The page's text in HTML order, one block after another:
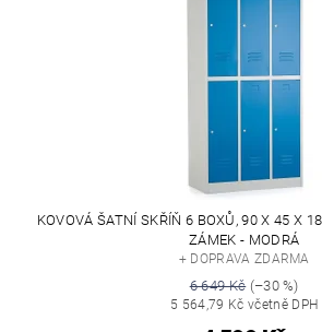
KOVOVÁ ŠATNÍ SKŘÍŇ 6 BOXŮ, 90 X 45 X
ZÁMEK - MODRÁ
+ DOPRAVA ZDARMA
6 649 Kč(–30 %)
5 564,79 Kč včetně DPH